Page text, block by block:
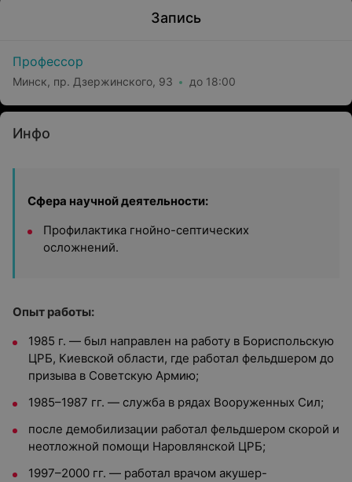
Запись
Профессор
Минск, пр. Дзержинского, 93 до 18:00
Инфо
Сфера научной деятельности:
Профилактика гнойно-септических
осложнений.
Опыт работы:
1985 г. — был направлен на работу в Бориспольскую
ЦРБ, Киевской области, где работал фельдшером до
призыва в Советскую Армию;
1985–1987 гг. — служба в рядах Вооруженных Сил;
после демобилизации работал фельдшером скорой и
неотложной помощи Наровлянской ЦРБ;
1997–2000 гг. — работал врачом акушер-